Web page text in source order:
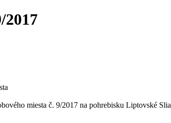
miesta č. 9/2017 na pohrebisku Liptovské